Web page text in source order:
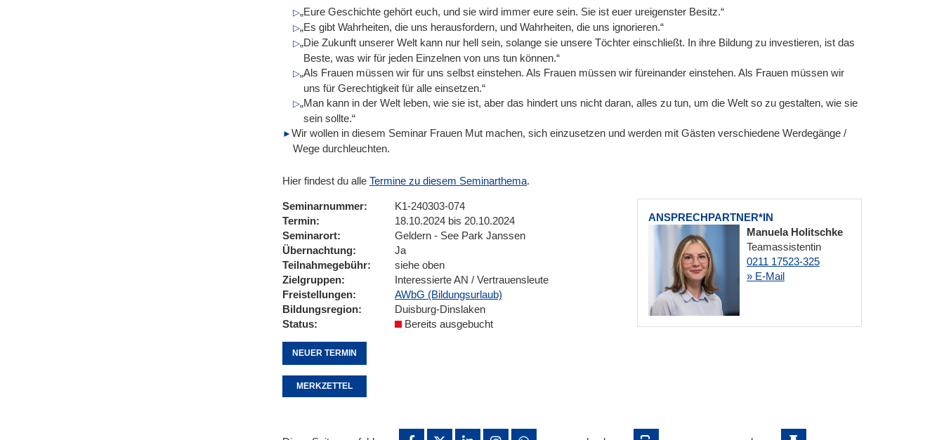
„Eure Geschichte gehört euch, und sie wird immer eure sein. Sie ist euer ureigenster Besitz.“
„Es gibt Wahrheiten, die uns herausfordern, und Wahrheiten, die uns ignorieren.“
„Die Zukunft unserer Welt kann nur hell sein, solange sie unsere Töchter einschließt. In ihre Bildung zu investieren, ist das
Beste, was wir für jeden Einzelnen von uns tun können.“
„Als Frauen müssen wir für uns selbst einstehen. Als Frauen müssen wir füreinander einstehen. Als Frauen müssen wir
uns für Gerechtigkeit für alle einsetzen.“
„Man kann in der Welt leben, wie sie ist, aber das hindert uns nicht daran, alles zu tun, um die Welt so zu gestalten, wie sie
sein sollte.“
Wir wollen in diesem Seminar Frauen Mut machen, sich einzusetzen und werden mit Gästen verschiedene Werdegänge /
Wege durchleuchten.
Hier findest du alle Termine zu diesem Seminarthema.
ANSPRECHPARTNER*IN
Manuela Holitschke
Teamassistentin
0211 17523-325
» E-Mail
Seminarnummer
K1-240303-074
Termin
18.10.2024 bis 20.10.2024
Seminarort
Geldern - See Park Janssen
Übernachtung
Ja
Teilnahmegebühr
siehe oben
Zielgruppen
Interessierte AN / Vertrauensleute
Freistellungen
AWbG (Bildungsurlaub)
Bildungsregion
Duisburg-Dinslaken
Status
Bereits ausgebucht
NEUER TERMIN
MERKZETTEL